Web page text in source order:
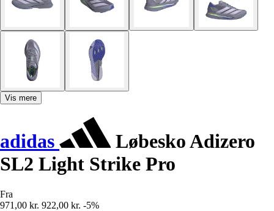
Vis mere
adidas
Løbesko Adizero
SL2 Light Strike Pro
Fra
971,00 kr. 922,00 kr. -5%